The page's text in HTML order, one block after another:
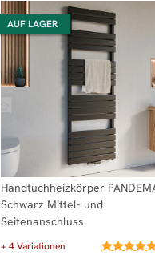
AUF LAGER
Handtuchheizkörper
Schwarz Mittel- und
Seitenanschluss
+ 4 Variationen